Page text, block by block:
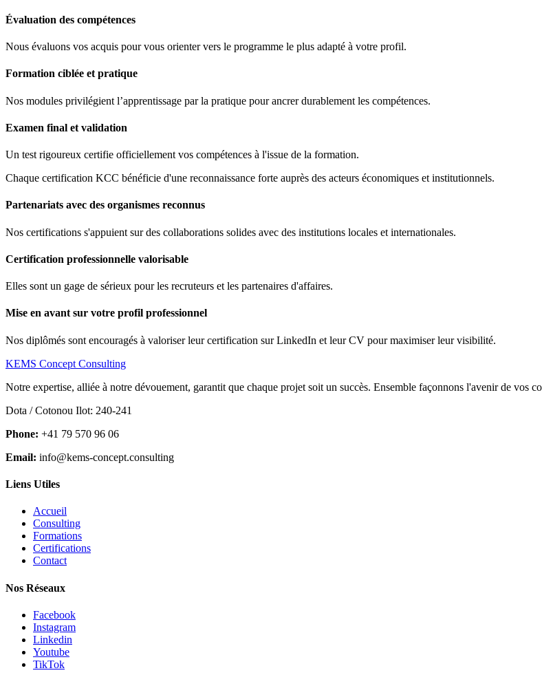
Évaluation des compétences
Nous évaluons vos acquis pour vous orienter vers le programme le plus adapté à votre profil.
Formation ciblée et pratique
Nos modules privilégient l’apprentissage par la pratique pour ancrer durablement les compétences.
Examen final et validation
Un test rigoureux certifie officiellement vos compétences à l'issue de la formation.
Chaque certification KCC bénéficie d'une reconnaissance forte auprès des acteurs économiques et institutionnels.
Partenariats avec des organismes reconnus
Nos certifications s'appuient sur des collaborations solides avec des institutions locales et internationales.
Certification professionnelle valorisable
Elles sont un gage de sérieux pour les recruteurs et les partenaires d'affaires.
Mise en avant sur votre profil professionnel
Nos diplômés sont encouragés à valoriser leur certification sur LinkedIn et leur CV pour maximiser leur visibilité.
KEMS Concept Consulting
Notre expertise, alliée à notre dévouement, garantit que chaque projet soit un succès. Ensemble façonnons l'avenir de vos
Dota / Cotonou Ilot: 240-241
Phone: +41 79 570 96 06
Email: info@kems-concept.consulting
Liens Utiles
Accueil
Consulting
Formations
Certifications
Contact
Nos Réseaux
Facebook
Instagram
Linkedin
Youtube
TikTok